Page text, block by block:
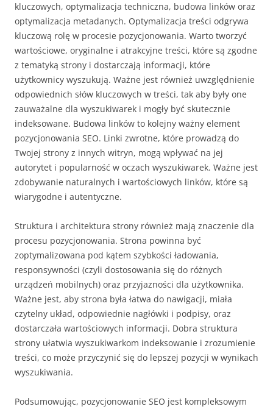
kluczowych, optymalizacja techniczna, budowa linków oraz
optymalizacja metadanych. Optymalizacja treści odgrywa
kluczową rolę w procesie pozycjonowania. Warto tworzyć
wartościowe, oryginalne i atrakcyjne treści, które są zgodne
z tematyką strony i dostarczają informacji, które
użytkownicy wyszukują. Ważne jest również uwzględnienie
odpowiednich słów kluczowych w treści, tak aby były one
zauważalne dla wyszukiwarek i mogły być skutecznie
indeksowane. Budowa linków to kolejny ważny element
pozycjonowania SEO. Linki zwrotne, które prowadzą do
Twojej strony z innych witryn, mogą wpływać na jej
autorytet i popularność w oczach wyszukiwarek. Ważne jest
zdobywanie naturalnych i wartościowych linków, które są
wiarygodne i autentyczne.
Struktura i architektura strony również mają znaczenie dla
procesu pozycjonowania. Strona powinna być
zoptymalizowana pod kątem szybkości ładowania,
responsywności (czyli dostosowania się do różnych
urządzeń mobilnych) oraz przyjazności dla użytkownika.
Ważne jest, aby strona była łatwa do nawigacji, miała
czytelny układ, odpowiednie nagłówki i podpisy, oraz
dostarczała wartościowych informacji. Dobra struktura
strony ułatwia wyszukiwarkom indeksowanie i zrozumienie
treści, co może przyczynić się do lepszej pozycji w wynikach
wyszukiwania.
Podsumowując, pozycjonowanie SEO jest kompleksowym